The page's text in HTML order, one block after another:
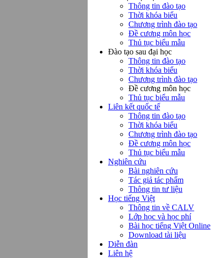
Thông tin đào tạo
Thời khóa biểu
Chương trình đào tạo
Đề cương môn học
Thủ tục biểu mẫu
Đào tạo sau đại học
Thông tin đào tạo
Thời khóa biểu
Chương trình đào tạo
Đề cương môn học
Thủ tục biểu mẫu
Liên kết quốc tế
Thông tin đào tạo
Thời khóa biểu
Chương trình đào tạo
Đề cương môn học
Thủ tục biểu mẫu
Nghiên cứu
Bài nghiên cứu
Tác giả tác phẩm
Thông tin tư liệu
Học tiếng Việt
Thông tin về CALV
Lớp học và học phí
Bài học tiếng Việt Online
Download tài liệu
Diễn đàn
Liên hệ